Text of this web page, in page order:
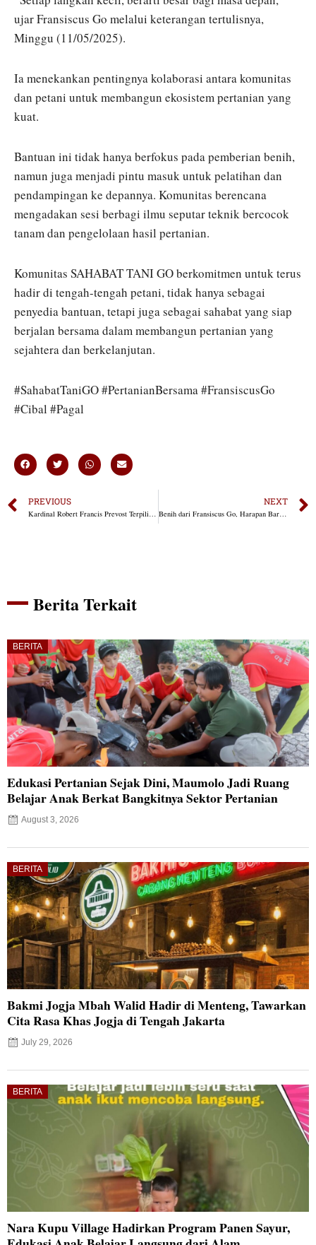
ujar Fransiscus Go melalui keterangan tertulisnya,
Minggu (11/05/2025).
Ia menekankan pentingnya kolaborasi antara komunitas
dan petani untuk membangun ekosistem pertanian yang
kuat.
Bantuan ini tidak hanya berfokus pada pemberian benih,
namun juga menjadi pintu masuk untuk pelatihan dan
pendampingan ke depannya. Komunitas berencana
mengadakan sesi berbagi ilmu seputar teknik bercocok
tanam dan pengelolaan hasil pertanian.
Komunitas SAHABAT TANI GO berkomitmen untuk terus
hadir di tengah-tengah petani, tidak hanya sebagai
penyedia bantuan, tetapi juga sebagai sahabat yang siap
berjalan bersama dalam membangun pertanian yang
sejahtera dan berkelanjutan.
#SahabatTaniGO #PertanianBersama #FransiscusGo
#Cibal #Pagal
PREVIOUS NEXT
Benih dari Fransiscus Go, Harapan Baru Bagi Petani Manggarai
Berita Terkait
BERITA
Edukasi Pertanian Sejak Dini, Maumolo Jadi Ruang
Belajar Anak Berkat Bangkitnya Sektor Pertanian
August 3, 2026
BERITA
Bakmi Jogja Mbah Walid Hadir di Menteng, Tawarkan
Cita Rasa Khas Jogja di Tengah Jakarta
July 29, 2026
BERITA
Nara Kupu Village Hadirkan Program Panen Sayur,